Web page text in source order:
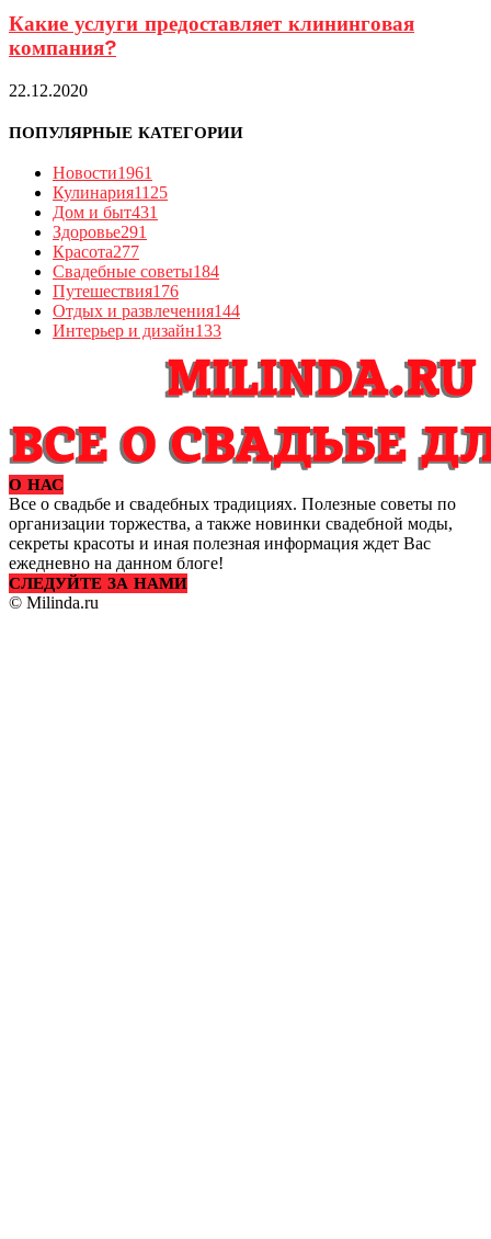
Какие услуги предоставляет клининговая
компания?
22.12.2020
ПОПУЛЯРНЫЕ КАТЕГОРИИ
Новости1961
Кулинария1125
Дом и быт431
Здоровье291
Красота277
Свадебные советы184
Путешествия176
Отдых и развлечения144
Интерьер и дизайн133
О НАС
Все о свадьбе и свадебных традициях. Полезные советы по
организации торжества, а также новинки свадебной моды,
секреты красоты и иная полезная информация ждет Вас
ежедневно на данном блоге!
СЛЕДУЙТЕ ЗА НАМИ
© Milinda.ru